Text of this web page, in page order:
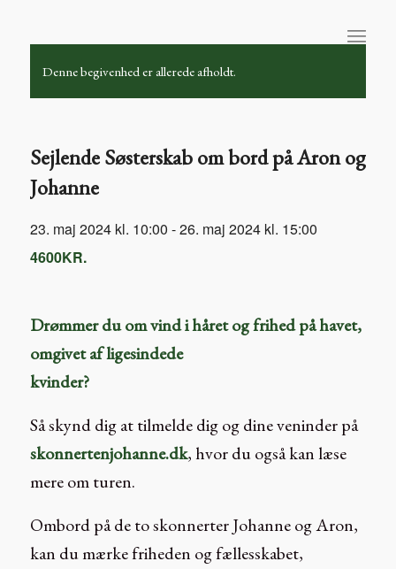
Denne begivenhed er allerede afholdt.
Sejlende Søsterskab om bord på Aron og
Johanne
23. maj 2024 kl. 10:00 -26. maj 2024 kl. 15:00
4600KR.
Drømmer du om vind i håret og frihed på havet,
omgivet af ligesindede
kvinder?
Så skynd dig at tilmelde dig og dine veninder på
skonnertenjohanne.dk, hvor du også kan læse
mere om turen.
Ombord på de to skonnerter Johanne og Aron,
kan du mærke friheden og fællesskabet,